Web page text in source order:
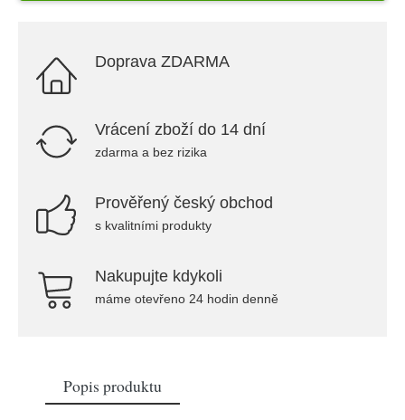
Doprava ZDARMA
Vrácení zboží do 14 dní
zdarma a bez rizika
Prověřený český obchod
s kvalitními produkty
Nakupujte kdykoli
máme otevřeno 24 hodin denně
Popis produktu